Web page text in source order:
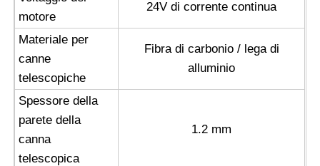
motore
24V di corrente continua
Materiale per
canne
telescopiche
Fibra di carbonio / lega di
alluminio
Spessore della
parete della
canna
telescopica
1.2 mm